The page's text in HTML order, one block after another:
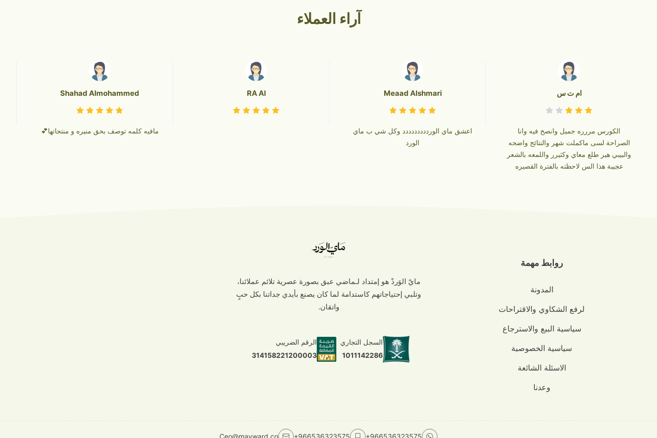
آراء العملاء
ام ت س
الكورس مررره جميل وانصح فيه وانا
الصراحة لسى ماكملت شهر والنتائج واضحه
والبيبي هير طلع معاي وكثيرر واللمعه بالشعر
عجيبة هذا الس لاحظته بالفترة القصيره
Meaad Alshmari
اعشق ماي الورددددددددد وكل شي ب ماي
الورد
RA Al
Shahad Almohammed
مافيه كلمه توصف بحق منيره و منتجاتها💕
روابط مهمة
المدونة
لرفع الشكاوي والاقتراحات
سياسية البيع والاسترجاع
سياسية الخصوصية
الاسئلة الشائعة
وعدنا
مايّ الوَردْ هو إمتداد لـماضي عبق بصورة عصرية تلائم عملائنا،
وتلبي إحتياجاتهم كاستدامة لما كان يصنع بأيدي جداتنا بكل حبٍ
واتقان.
السجل التجاري
1011142286
الرقم الضريبي
314158221200003
+966536323575
+966536323575
Ceo@mayward.co